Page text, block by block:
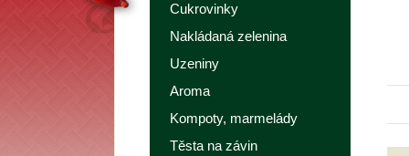
Cukrovinky
Nakládaná zelenina
Uzeniny
Aroma
Kompoty, marmelády
Těsta na závin